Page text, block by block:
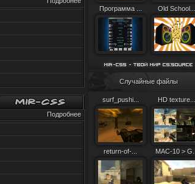
Подробнее
Программа ... Old School...
Случайные файлы
surf_pushi... HD texture...
return-of-... MAC-10 > G...